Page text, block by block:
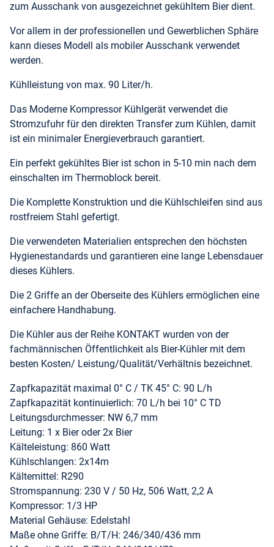
zum Ausschank von ausgezeichnet gekühltem Bier dient.
Vor allem in der professionellen und Gewerblichen Sphäre
kann dieses Modell als mobiler Ausschank verwendet
werden.
Kühlleistung von max. 90 Liter/h.
Das Moderne Kompressor Kühlgerät verwendet die
Stromzufuhr für den direkten Transfer zum Kühlen, damit
ist ein minimaler Energieverbrauch garantiert.
Ein perfekt gekühltes Bier ist schon in 5-10 min nach dem
einschalten im Thermoblock bereit.
Die Komplette Konstruktion und die Kühlschleifen sind aus
rostfreiem Stahl gefertigt.
Die verwendeten Materialien entsprechen den höchsten
Hygienestandards und garantieren eine lange Lebensdauer
dieses Kühlers.
Die 2 Griffe an der Oberseite des Kühlers ermöglichen eine
einfachere Handhabung.
Die Kühler aus der Reihe KONTAKT wurden von der
fachmännischen Öffentlichkeit als Bier-Kühler mit dem
besten Kosten/ Leistung/Qualität/Verhältnis bezeichnet.
Zapfkapazität maximal 0° C / TK 45° C: 90 L/h
Zapfkapazität kontinuierlich: 70 L/h bei 10° C TD
Leitungsdurchmesser: NW 6,7 mm
Leitung: 1 x Bier oder 2x Bier
Kälteleistung: 860 Watt
Kühlschlangen: 2x14m
Kältemittel: R290
Stromspannung: 230 V / 50 Hz, 506 Watt, 2,2 A
Kompressor: 1/3 HP
Material Gehäuse: Edelstahl
Maße ohne Griffe: B/T/H: 246/340/436 mm